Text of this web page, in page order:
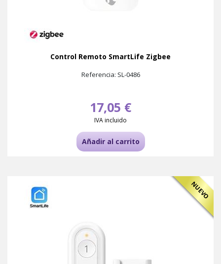
Control Remoto SmartLife Zigbee
Referencia: SL-0486
17,05 €
IVA incluido
Añadir al carrito
NUEVO